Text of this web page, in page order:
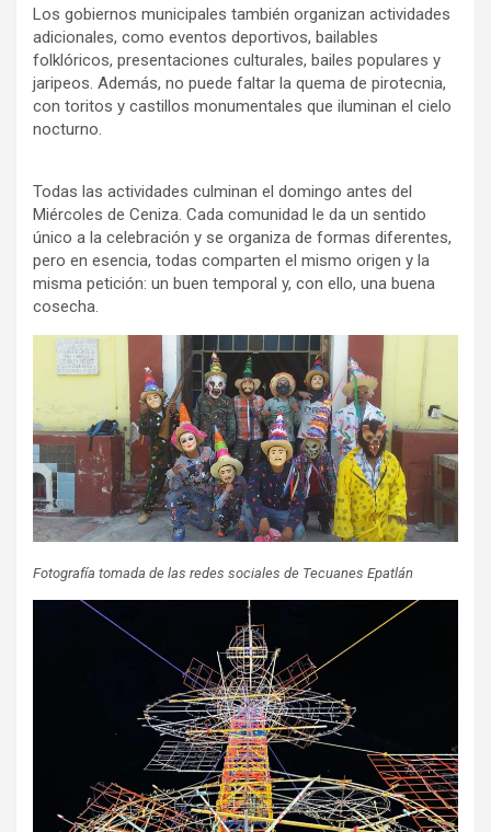
Los gobiernos municipales también organizan actividades
adicionales, como eventos deportivos, bailables
folklóricos, presentaciones culturales, bailes populares y
jaripeos. Además, no puede faltar la quema de pirotecnia,
con toritos y castillos monumentales que iluminan el cielo
nocturno.
Todas las actividades culminan el domingo antes del
Miércoles de Ceniza. Cada comunidad le da un sentido
único a la celebración y se organiza de formas diferentes,
pero en esencia, todas comparten el mismo origen y la
misma petición: un buen temporal y, con ello, una buena
cosecha.
Fotografía tomada de las redes sociales de Tecuanes Epatlán